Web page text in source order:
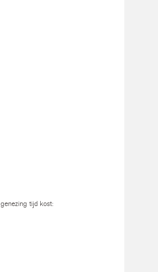
genezing tijd kost: